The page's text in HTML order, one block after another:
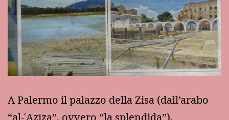
A Palermo il palazzo della Zisa (dall’arabo